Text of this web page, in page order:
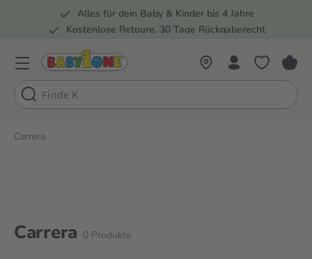
Zur Hauptnavigation springen
Alles für dein Baby & Kinder bis 4 Jahre
Kostenlose Retoure, 30 Tage Rückgaberecht
Carrera
Carrera 0 Produkte